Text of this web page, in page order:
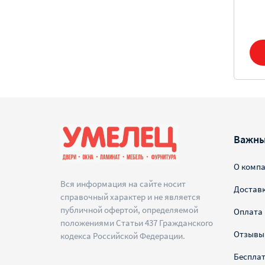
Вся информация на сайте носит
справочный характер и не является
публичной офертой, определяемой
положениями Статьи 437 Гражданского
кодекса Российской Федерации.
О
Оплата
Отзывы